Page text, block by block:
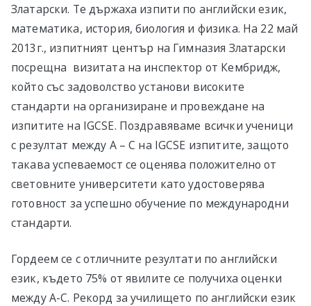
Златарски. Те държаха изпити по английски език,
математика, история, биология и физика. На 22 май
2013г., изпитният център на Гимназия Златарски
посрещна визитата на инспектор от Кембридж,
който със задоволство установи високите
стандарти на организиране и провеждане на
изпитите на IGCSE. Поздравяваме всички ученици
с резултат между А – С на IGCSE изпитите, защото
такава успеваемост се оценява положително от
световните университети като удостоверява
готовност за успешно обучение по международни
стандарти.
Гордеем се с отличните резултати по английски
език, където 75% от явилите се получиха оценки
между А-С. Рекорд за училището по английски език